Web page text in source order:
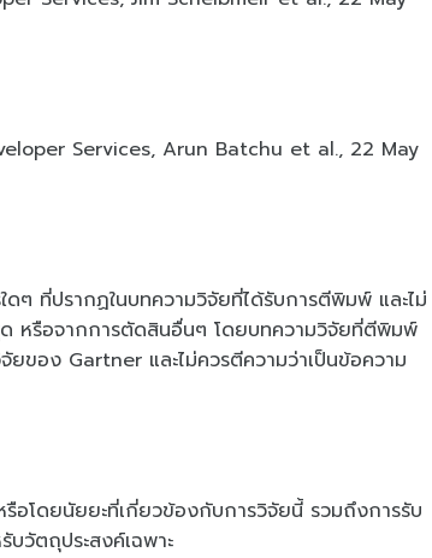
Services, Arun Batchu et al., 22 May
ที่ปรากฏในบทความวิจัยที่ได้รับการตีพิมพ์ และไม่
สุด หรือจากการตัดสินอื่นๆ โดยบทความวิจัยที่ตีพิมพ์
ของ Gartner และไม่ควรตีความว่าเป็นข้อความ
อโดยนัยยะที่เกี่ยวข้องกับการวิจัยนี้ รวมถึงการรับ
บวัตถุประสงค์เฉพาะ